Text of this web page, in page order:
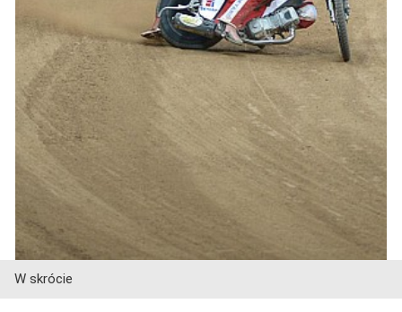
W skrócie